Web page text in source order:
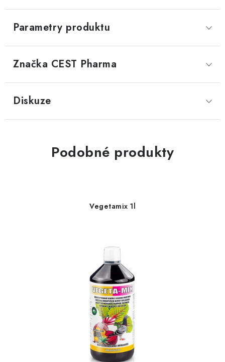
Parametry produktu
Značka CEST Pharma
Diskuze
Podobné produkty
Vegetamix 1l